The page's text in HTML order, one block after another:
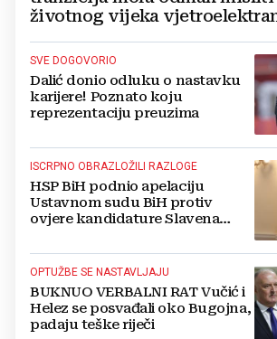
životnog vijeka
SVE DOGOVORIO
Dalić donio odluku o nastavku
karijere! Poznato koju
reprezentaciju preuzima
ISCRPNO OBRAZLOŽILI RAZLOGE
HSP BiH podnio apelaciju
Ustavnom sudu BiH protiv
ovjere kandidature Slavena
OPTUŽBE SE NASTAVLJAJU
BUKNUO VERBALNI RAT Vučić i
Helez se posvađali oko Bugojna,
padaju teške riječi